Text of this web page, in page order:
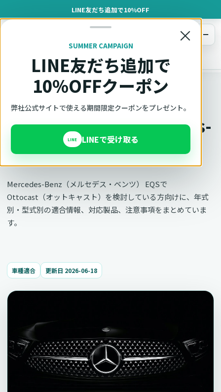
LINE友だち追加で10%OFF
×
SUMMER CAMPAIGN
LINE友だち追加で
10%OFFクーポン
弊社公式サイトで使える期間限定クーポンをプレゼント。
LINE LINEで受け取る
オットキャスト
メニュー
車種適合確認 Mercedes-Benz（メルセデス・ベンツ）
車種別適合
オットキャスト Mercedes-
Benz EQSの適合確認
Mercedes-Benz（メルセデス・ベンツ） EQSで
Ottocast（オットキャスト）を検討している方向けに、年式
別・型式別の適合情報、対応製品、注意事項をまとめていま
す。
車種適合 更新日 2026-06-18